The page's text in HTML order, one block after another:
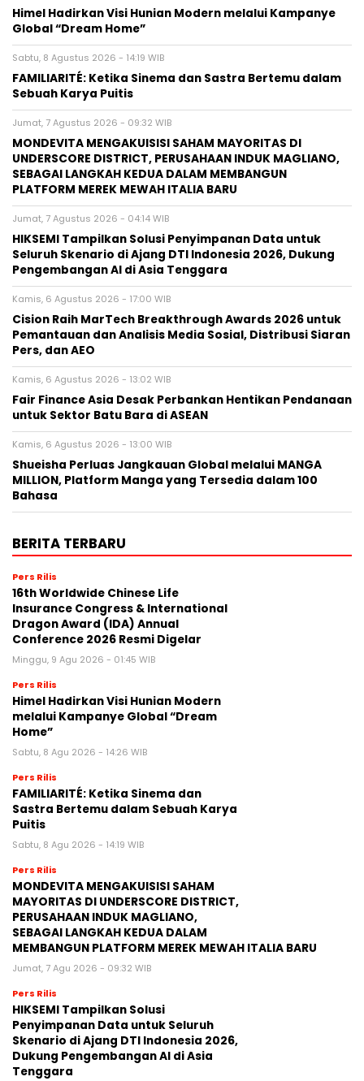
Himel Hadirkan Visi Hunian Modern melalui Kampanye
Global “Dream Home”
Sabtu, 8 Agustus 2026 - 14:19 WIB
FAMILIARITÉ: Ketika Sinema dan Sastra Bertemu dalam
Sebuah Karya Puitis
Jumat, 7 Agustus 2026 - 09:32 WIB
MONDEVITA MENGAKUISISI SAHAM MAYORITAS DI
UNDERSCORE DISTRICT, PERUSAHAAN INDUK MAGLIANO,
SEBAGAI LANGKAH KEDUA DALAM MEMBANGUN
PLATFORM MEREK MEWAH ITALIA BARU
Jumat, 7 Agustus 2026 - 04:14 WIB
HIKSEMI Tampilkan Solusi Penyimpanan Data untuk
Seluruh Skenario di Ajang DTI Indonesia 2026, Dukung
Pengembangan AI di Asia Tenggara
Kamis, 6 Agustus 2026 - 17:00 WIB
Cision Raih MarTech Breakthrough Awards 2026 untuk
Pemantauan dan Analisis Media Sosial, Distribusi Siaran
Pers, dan AEO
Kamis, 6 Agustus 2026 - 13:02 WIB
Fair Finance Asia Desak Perbankan Hentikan Pendanaan
untuk Sektor Batu Bara di ASEAN
Kamis, 6 Agustus 2026 - 13:00 WIB
Shueisha Perluas Jangkauan Global melalui MANGA
MILLION, Platform Manga yang Tersedia dalam 100
Bahasa
BERITA TERBARU
Pers Rilis
16th Worldwide Chinese Life
Insurance Congress & International
Dragon Award (IDA) Annual
Conference 2026 Resmi Digelar
Minggu, 9 Agu 2026 - 01:45 WIB
Pers Rilis
Himel Hadirkan Visi Hunian Modern
melalui Kampanye Global “Dream
Home”
Sabtu, 8 Agu 2026 - 14:26 WIB
Pers Rilis
FAMILIARITÉ: Ketika Sinema dan
Sastra Bertemu dalam Sebuah Karya
Puitis
Sabtu, 8 Agu 2026 - 14:19 WIB
Pers Rilis
MONDEVITA MENGAKUISISI SAHAM
MAYORITAS DI UNDERSCORE DISTRICT,
PERUSAHAAN INDUK MAGLIANO,
SEBAGAI LANGKAH KEDUA DALAM
MEMBANGUN PLATFORM MEREK MEWAH ITALIA BARU
Jumat, 7 Agu 2026 - 09:32 WIB
Pers Rilis
HIKSEMI Tampilkan Solusi
Penyimpanan Data untuk Seluruh
Skenario di Ajang DTI Indonesia 2026,
Dukung Pengembangan AI di Asia
Tenggara